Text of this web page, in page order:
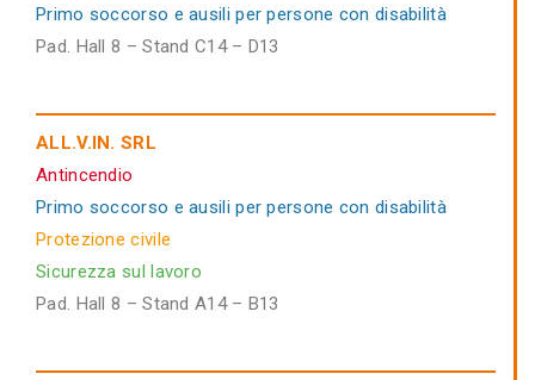
Primo soccorso e ausili per persone con disabilità
Pad. Hall 8 – Stand C14 – D13
ALL.V.IN. SRL
Antincendio
Primo soccorso e ausili per persone con disabilità
Protezione civile
Sicurezza sul lavoro
Pad. Hall 8 – Stand A14 – B13